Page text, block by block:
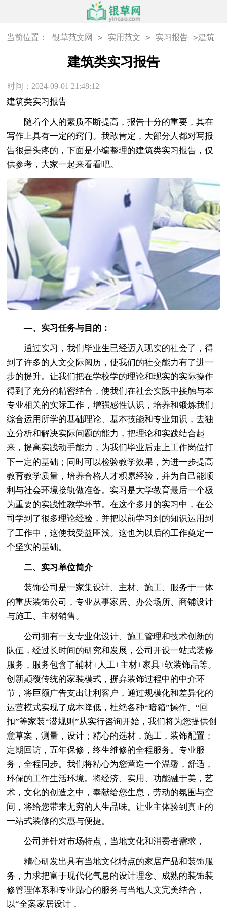
当前位置： 银草范文网 > 实用范文 > 实习报告 >建筑
建筑类实习报告
时间：2024-09-01 21:48:12
建筑类实习报告
随着个人的素质不断提高，报告十分的重要，其在
写作上具有一定的窍门。我敢肯定，大部分人都对写报
告很是头疼的，下面是小编整理的建筑类实习报告，仅
供参考，大家一起来看看吧。
—、实习任务与目的：
通过实习，我们毕业生已经迈入现实的社会了，得
到了许多的人文交际阅历，使我们的社交能力有了进一
步的提升。让我们把在学校学的理论和现实的实际操作
得到了充分的精密结合，使我们在社会实践中接触与本
专业相关的实际工作，增强感性认识，培养和锻炼我们
综合运用所学的基础理论、基本技能和专业知识，去独
立分析和解决实际问题的能力，把理论和实践结合起
来，提高实践动手能力，为我们毕业后走上工作岗位打
下一定的基础；同时可以检验教学效果，为进一步提高
教育教学质量，培养合格人才积累经验，并为自己能顺
利与社会环境接轨做准备。实习是大学教育最后一个极
为重要的实践性教学环节。在这个多月的实习中，在公
司学到了很多理论经验，并把以前学习到的知识运用到
了工作中，这使我受益匪浅。这也为以后的工作奠定一
个坚实的基础。
二、实习单位简介
装饰公司是一家集设计、主材、施工、服务于一体
的重庆装饰公司，专业从事家居、办公场所、商铺设计
与施工、主材销售。
公司拥有一支专业化设计、施工管理和技术创新的
队伍，经过长时间的研究和发展，公司开设一站式装修
服务，服务包含了辅材+人工+主材+家具+软装饰品等。
创新颠覆传统的家装模式，摒弃装饰过程中的中介环
节，将巨额广告支出让利客户，通过规模化和差异化的
运营模式实现了成本降低，杜绝各种“暗箱”操作、“回
扣”等家装“潜规则”从实行咨询开始，我们将为您提供创
意草案，测量，设计；精心的选材，施工，装饰配置；
定期回访，五年保修，终生维修的全程服务。专业服
务，全程同步。我们将精心为您营造一个温馨，舒适，
环保的工作生活环境。将经济、实用、功能融于美，艺
术，文化的创造之中，奉献给您生息，劳动的氛围与空
间，将给您带来无穷的人生品味。让业主体验到真正的
一站式装修的实惠与便捷。
公司并针对市场特点，当地文化和消费者需求，
精心研发出具有当地文化特点的家居产品和装饰服
务，力求把富于现代化气息的设计理念、成熟的装饰装
修管理体系和专业贴心的服务与当地人文完美结合，
以“全案家居设计，